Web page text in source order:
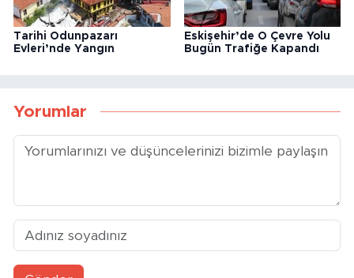
Tarihi Odunpazarı
Evleri’nde Yangın
Eskişehir’de O Çevre Yolu
Bugün Trafiğe Kapandı
Yorumlar